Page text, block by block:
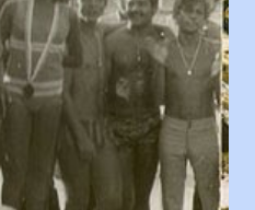
bildiriyordu.. Bu grup
''Açık ve net olarak
Bunun yanısıra, bu takımlara
izin veren Bursa Büyükşehir
alışveriş merkezlerini
Blogumuzda okuduğum bu